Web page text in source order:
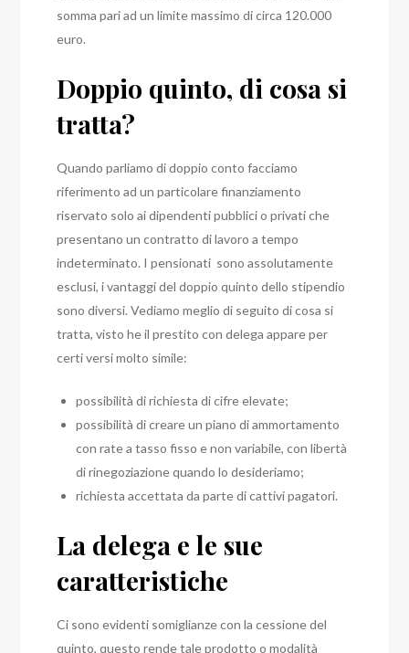
somma pari ad un limite massimo di circa 120.000
euro.
Doppio quinto, di cosa si
tratta?
Quando parliamo di doppio conto facciamo
riferimento ad un particolare finanziamento
riservato solo ai dipendenti pubblici o privati che
presentano un contratto di lavoro a tempo
indeterminato. I pensionati sono assolutamente
esclusi, i vantaggi del doppio quinto dello stipendio
sono diversi. Vediamo meglio di seguito di cosa si
tratta, visto he il prestito con delega appare per
certi versi molto simile:
possibilità di richiesta di cifre elevate;
possibilità di creare un piano di ammortamento
con rate a tasso fisso e non variabile, con libertà
di rinegoziazione quando lo desideriamo;
richiesta accettata da parte di cattivi pagatori.
La delega e le sue
caratteristiche
Ci sono evidenti somiglianze con la cessione del
quinto, questo rende tale prodotto o modalità